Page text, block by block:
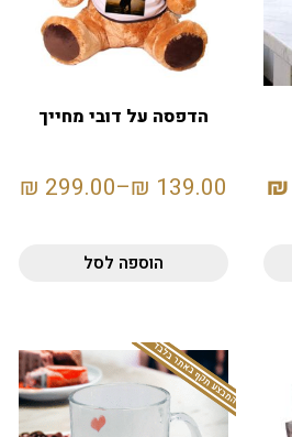
₪
הדפסה על דובי מחייך
139.00
₪
–
299.00
₪
הוספה לסל
המבצע תקף באתר בלבד